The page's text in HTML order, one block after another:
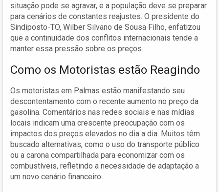
situação pode se agravar, e a população deve se preparar
para cenários de constantes reajustes. O presidente do
Sindiposto-TO, Wilber Silvano de Sousa Filho, enfatizou
que a continuidade dos conflitos internacionais tende a
manter essa pressão sobre os preços.
Como os Motoristas estão Reagindo
Os motoristas em Palmas estão manifestando seu
descontentamento com o recente aumento no preço da
gasolina. Comentários nas redes sociais e nas mídias
locais indicam uma crescente preocupação com os
impactos dos preços elevados no dia a dia. Muitos têm
buscado alternativas, como o uso do transporte público
ou a carona compartilhada para economizar com os
combustíveis, refletindo a necessidade de adaptação a
um novo cenário financeiro.